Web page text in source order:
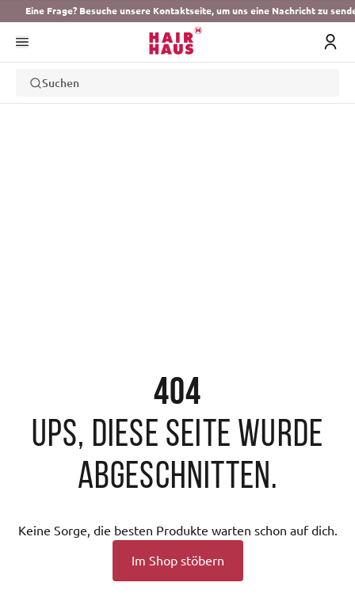
Eine Frage? Besuche unsere Kontaktseite, um uns eine Nachricht zu
Suchen
404
Ups, diese Seite wurde
abgeschnitten.
Keine Sorge, die besten Produkte warten schon auf dich.
Im Shop stöbern